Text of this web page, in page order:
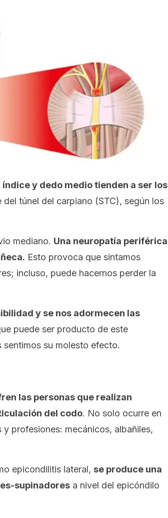
índice y dedo medio tienden a ser los
del túnel del carpiano (STC), según los
mediano. Una neuropatía periférica
Esto provoca que sintamos
incluso, puede hacernos perder la
y se nos adormecen las
puede ser producto de este
su molesto efecto.
las personas que realizan
del codo. No solo ocurre en
profesiones: mecánicos, albañiles,
epicondilitis lateral, se produce una
supinadores a nivel del epicóndilo